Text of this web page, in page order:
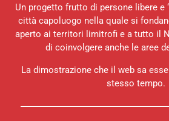
Un progetto frutto di persone libere e
città capoluogo nella quale si
aperto ai territori limitrofi e a tutto il
di coinvolgere anche le aree
La dimostrazione che il web sa
stesso tempo.